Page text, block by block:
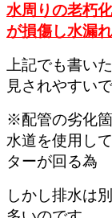
水周りの老朽
が損傷し水漏
上記でも書い
見されやすいで
※配管の劣化箇
水道を使用し
ターが回る為
しかし排水は